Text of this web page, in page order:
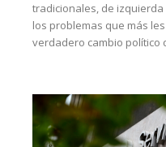
tradicionales, de
los problemas que más
verdadero cambio político